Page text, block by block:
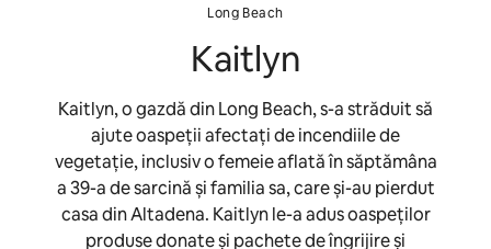
Long Beach
Kaitlyn
Kaitlyn, o gazdă din Long Beach, s-a străduit să
ajute oaspeții afectați de incendiile de
vegetație, inclusiv o femeie aflată în săptămâna
a 39-a de sarcină și familia sa, care și-au pierdut
casa din Altadena. Kaitlyn le-a adus oaspeților
produse donate și pachete de îngrijire și